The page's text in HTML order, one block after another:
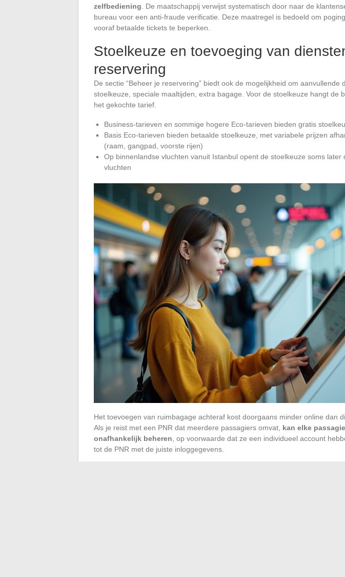
zelfbediening . De maatschappij verwijst systematisch door naar de
bureau voor een anti-fraude verificatie. Deze maatregel is bedoeld om
vooraf betaalde tickets te beperken.
Stoelkeuze en toevoeging van
reservering
De sectie “Beheer je reservering” biedt ook de mogelijkheid om aanvullende
stoelkeuze, speciale maaltijden, extra bagage. Voor de stoelkeuze hangt de
het gekochte tarief.
Business-tarieven en sommige hogere Eco-tarieven bieden gratis
Basis Eco-tarieven bieden betaalde stoelkeuze, met variabele prijzen
(raam, gangpad, voorste rijen)
Op binnenlandse vluchten vanuit Istanbul opent de stoelkeuze soms later
vluchten
Het toevoegen van ruimbagage achteraf kost doorgaans minder online dan
Als je reist met een PNR dat meerdere passagiers omvat, kan elke
onafhankelijk beheren , op voorwaarde dat ze een individueel account
tot de PNR met de juiste inloggegevens.